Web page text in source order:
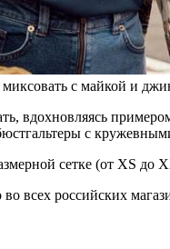
с майкой и
вдохновляясь
с кружевными
сетке (от XS до
всех российских